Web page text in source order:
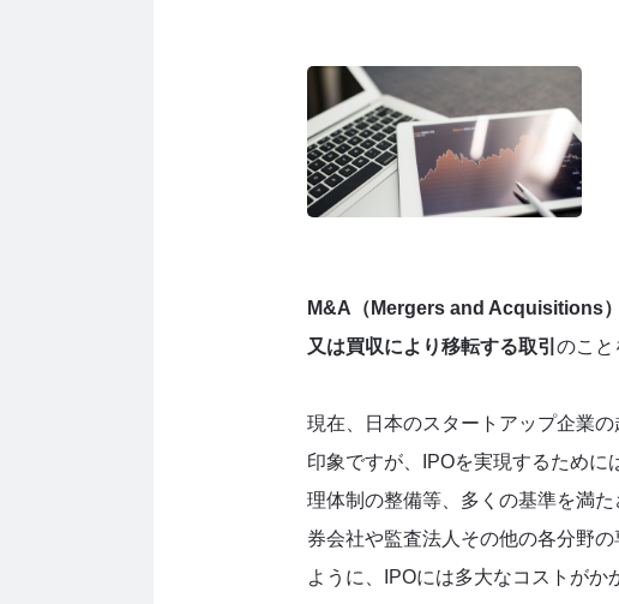
M&A（Mergers and Acquisitions）
又は買収により移転する取引 のこと
現在、日本のスタートアップ企業
印象ですが、IPOを実現するため
理体制の整備等、多くの基準を満
券会社や監査法人その他の各分野
ように、IPOには多大なコストが